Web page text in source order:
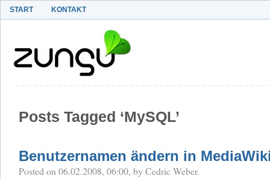
START KONTAKT
Posts Tagged ‘MySQL’
Benutzernamen ändern in
Posted on 06.02.2008, 06:00, by Cedric Weber.